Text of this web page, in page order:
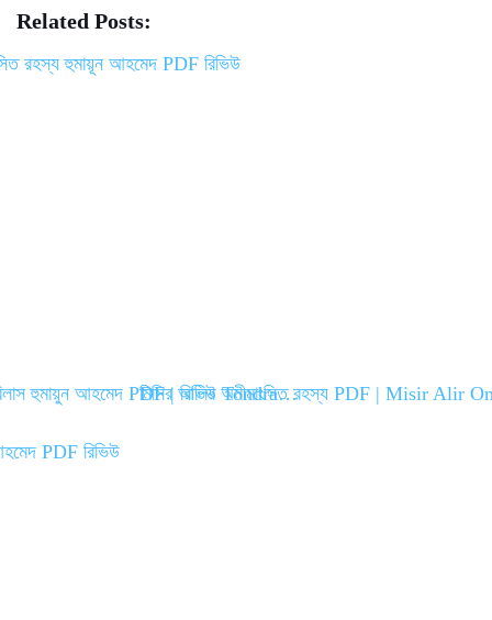
bo
ok
tte
r
ail
Related Posts:
হুমায়ুন আহমেদ PDF | রিভিউ Tondra…
মিসির আলির অমীমাংসিত রহস্য PDF | Misir Alir